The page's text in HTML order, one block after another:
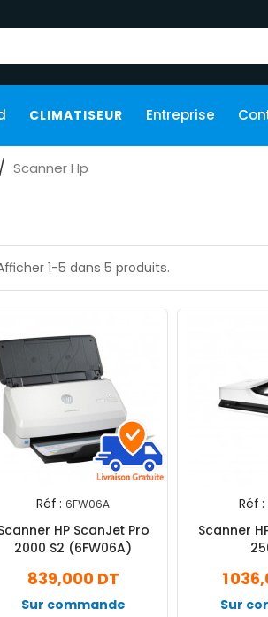
CLIMATISEUR Entreprise
Scanner Hp
1-5 dans 5 produits.
Réf : 6FW06A
HP ScanJet Pro
2000 S2 (6FW06A)
839,000 DT
Sur commande
Réf :
Scanner
1
Sur